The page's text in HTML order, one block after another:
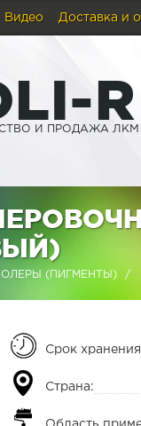
Видео Доставка и
LI-R
И ПРОДАЖА ЛКМ
(ПИГМЕНТЫ)
Срок
Страна: